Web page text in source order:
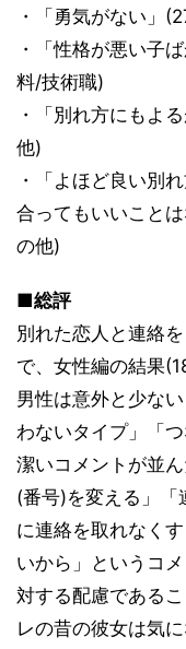
・「勇気がない」
・「性格が悪い子
料/技術職)
・「別れ方にもよ
他)
・「よほど良い別
合ってもいいこと
の他)
■総評
別れた恋人と連絡
で、女性編の結果
男性は意外と少な
わないタイプ」「
潔いコメントが並
(番号)を変える」「
に連絡を取れなく
いから」というコ
対する配慮である
レの昔の彼女は気